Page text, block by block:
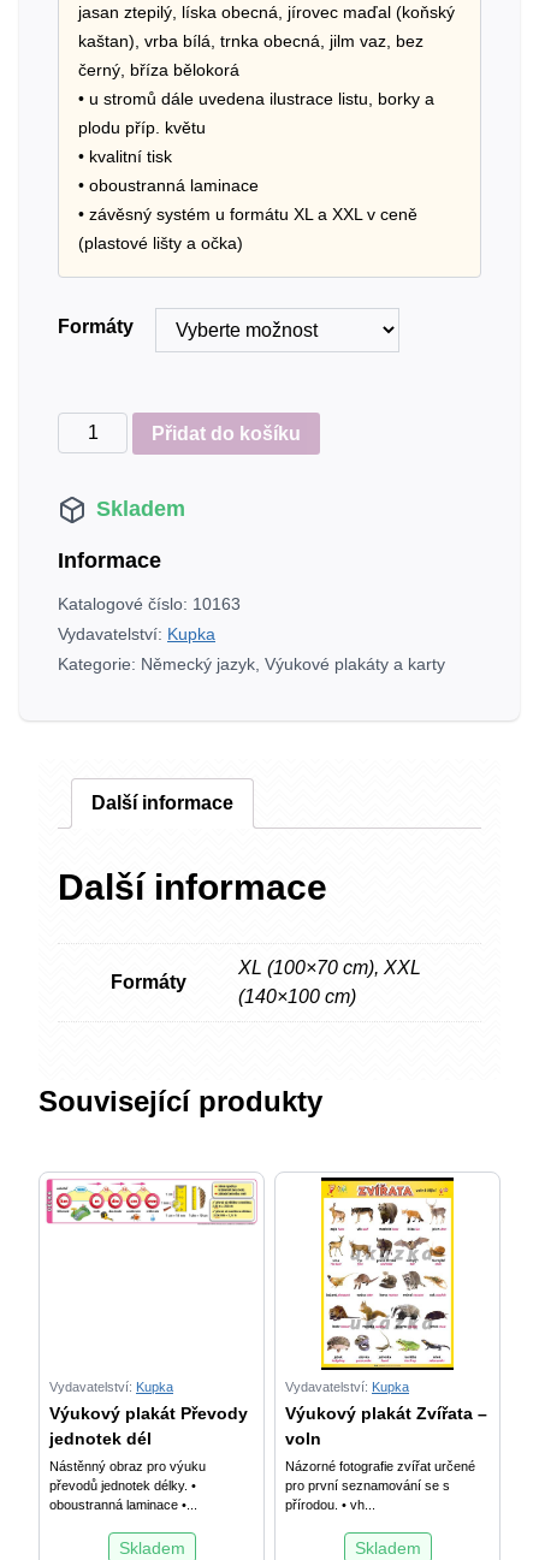
jasan ztepilý, líska obecná, jírovec maďal (koňský
kaštan), vrba bílá, trnka obecná, jilm vaz, bez
černý, bříza bělokorá
• u stromů dále uvedena ilustrace listu, borky a
plodu příp. květu
• kvalitní tisk
• oboustranná laminace
• závěsný systém u formátu XL a XXL v ceně
(plastové lišty a očka)
Formáty
Výukový
plakát
stromy
keře
(česky
a
německy)
Přidat do košíku
Skladem
Informace
Katalogové číslo: 10163
Vydavatelství: Kupka
Kategorie: Německý jazyk, Výukové plakáty a karty
Další informace
Další informace
Formáty
XL (100×70 cm), XXL
(140×100 cm)
Související produkty
Vydavatelství: Kupka
Výukový plakát Převody
jednotek dél
Nástěnný obraz pro výuku
převodů jednotek délky. •
oboustranná laminace •...
Skladem
Vydavatelství: Kupka
Výukový plakát Zvířata –
voln
Názorné fotografie zvířat určené
pro první seznamování se s
přírodou. • vh...
Skladem